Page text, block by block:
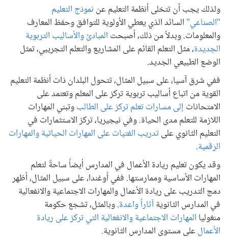
ولذلك يجب أن تتخلى أنظمة التعليم عن نموذج التعليم
"الصناعي" السائد الذي يعطي الأولوية للتوافق وحفظ المعارف
والمعلومات. وبدلاً من ذلك، أصبحت المبادئ والأساليب التربوية
الجديدة، مثل التعلم القائم على المشاريع والتعلم التجريبي، تمثل
الوضع الطبيعي الجديد.
ففي شرق آسيا، على سبيل المثال، تتحول البلدان ذات أنظمة التعليم
القوية من اتباع أساليب تربوية تركز على المعلم وتعتمد على
الامتحانات إلى مسارات تعلم تركز على الطالبوتبني المهارات
اللازمة للتعلم مدى الحياة. وفي نيجيريا، تركز الاستثمارات في
التعليم الثانوي علىتدريب الفتيات على المهارات الحياتية والمهارات
الرقمية.
وقد يكون تعليم ريادة الأعمال في المدارس أيضاً ساحةً لتعلم
المهارات الأساسية وممارستها. ففي أوغندا، على سبيل المثال، أظهر
دمج التدريب على ريادة الأعمال والمهارات الاجتماعية والانفعالية
في المدارس الثانويةآثاراًواعدة. وبالمثل، تشجع حكومة
منغوليا المهارات الاجتماعية والانفعالية التي تركز على ريادة
الأعمالعلى مستوى المدارس الثانوية.